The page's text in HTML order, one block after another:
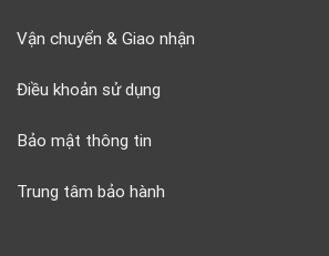
Vận chuyển & Giao nhận
Điều khoản sử dụng
Bảo mật thông tin
Trung tâm bảo hành